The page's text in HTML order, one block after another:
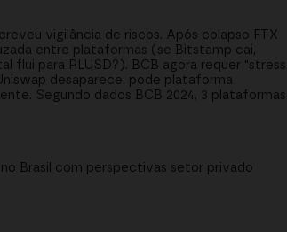
vigilância de riscos. Após colapso FTX
entre plataformas (se Bitstamp cai,
flui para RLUSD?). BCB agora requer "stress
desaparece, pode plataforma
Segundo dados BCB 2024, 3 plataformas
Brasil com perspectivas setor privado